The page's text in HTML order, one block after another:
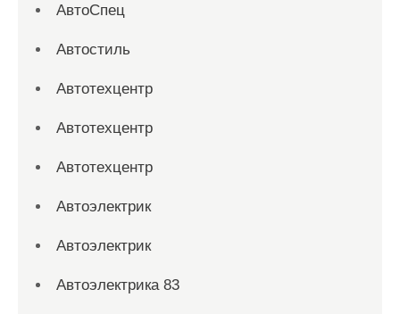
АвтоСпец
Автостиль
Автотехцентр
Автотехцентр
Автотехцентр
Автоэлектрик
Автоэлектрик
Автоэлектрика 83